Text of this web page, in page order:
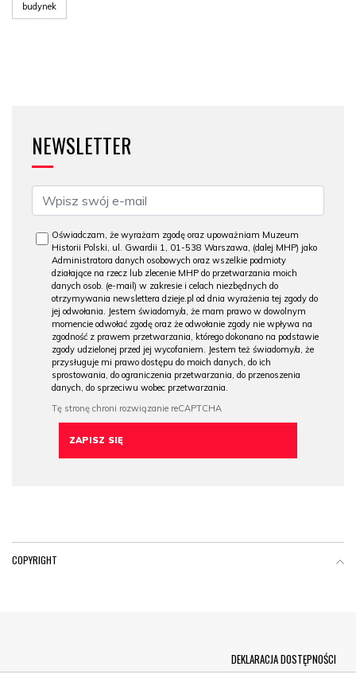
budynek
NEWSLETTER
Oświadczam, że wyrażam zgodę oraz upoważniam Muzeum
Historii Polski, ul. Gwardii 1, 01-538 Warszawa, (dalej MHP) jako
Administratora danych osobowych oraz wszelkie podmioty
działające na rzecz lub zlecenie MHP do przetwarzania moich
danych osob. (e-mail) w zakresie i celach niezbędnych do
otrzymywania newslettera dzieje.pl od dnia wyrażenia tej zgody do
jej odwołania. Jestem świadomy/a, że mam prawo w dowolnym
momencie odwołać zgodę oraz że odwołanie zgody nie wpływa na
zgodność z prawem przetwarzania, którego dokonano na podstawie
zgody udzielonej przed jej wycofaniem. Jestem też świadomy/a, że
przysługuje mi prawo dostępu do moich danych, do ich
sprostowania, do ograniczenia przetwarzania, do przenoszenia
danych, do sprzeciwu wobec przetwarzania.
COPYRIGHT
DEKLARACJA DOSTĘPNOŚCI